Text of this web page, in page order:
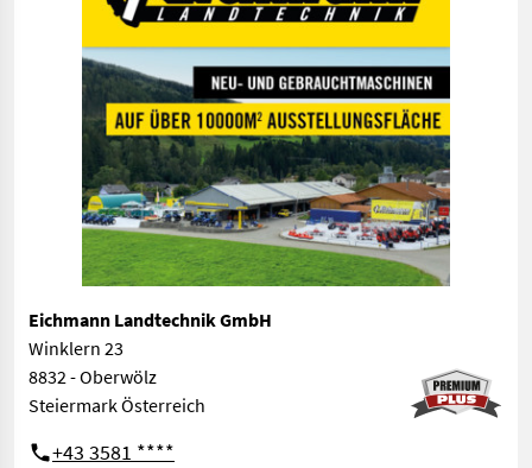
Eichmann Landtechnik GmbH
Winklern 23
8832 - Oberwölz
Steiermark Österreich
+43 3581 ****